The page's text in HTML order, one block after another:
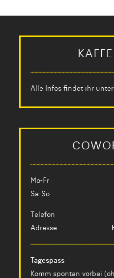
Mo-Fr
Sa-So
Telefon
Adresse
Tagespass
Komm spontan vorbei
Alle Infos findet ihr unter